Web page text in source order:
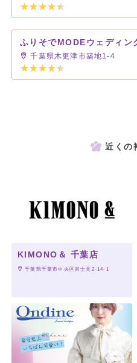
千葉県木更津市築地1-4
近くの
KIMONO＆ 千葉店
千葉県千葉市中央区富士見2-14-1